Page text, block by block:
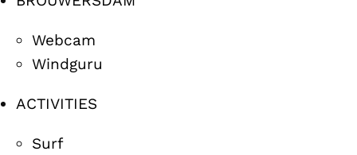
Webcam
Windguru
ACTIVITIES
Surf